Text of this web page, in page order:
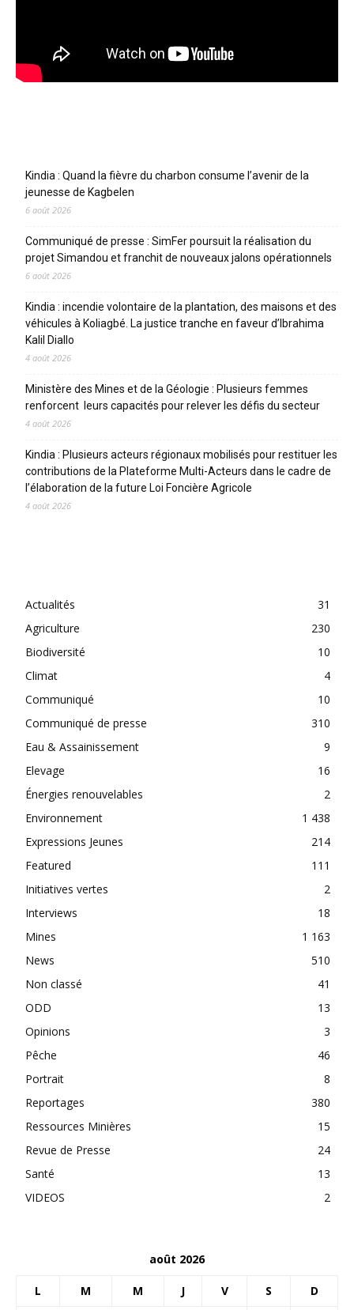
Kindia : Quand la fièvre du charbon consume l’avenir de la
jeunesse de Kagbelen
6 août 2026
Communiqué de presse : SimFer poursuit la réalisation du
projet Simandou et franchit de nouveaux jalons opérationnels
6 août 2026
Kindia : incendie volontaire de la plantation, des maisons et des
véhicules à Koliagbé. La justice tranche en faveur d’Ibrahima
Kalil Diallo
4 août 2026
Ministère des Mines et de la Géologie : Plusieurs femmes
renforcent leurs capacités pour relever les défis du secteur
4 août 2026
Kindia : Plusieurs acteurs régionaux mobilisés pour restituer les
contributions de la Plateforme Multi-Acteurs dans le cadre de
l’élaboration de la future Loi Foncière Agricole
4 août 2026
Actualités
31
Agriculture
230
Biodiversité
10
Climat
4
Communiqué
10
Communiqué de presse
310
Eau & Assainissement
9
Elevage
16
Énergies renouvelables
2
Environnement
1 438
Expressions Jeunes
214
Featured
111
Initiatives vertes
2
Interviews
18
Mines
1 163
News
510
Non classé
41
ODD
13
Opinions
3
Pêche
46
Portrait
8
Reportages
380
Ressources Minières
15
Revue de Presse
24
Santé
13
VIDEOS
2
août 2026
L M M J V S D